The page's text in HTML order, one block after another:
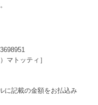
マトッティ］
に記載の金額をお払込み